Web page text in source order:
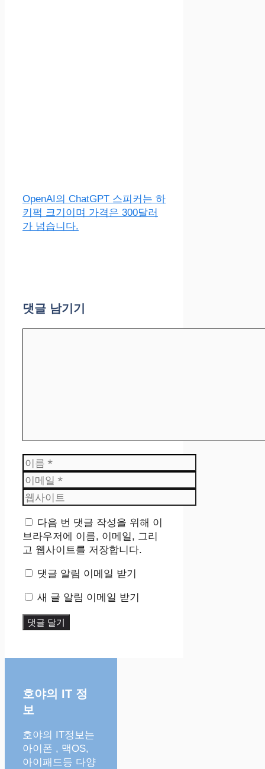
OpenAI의 ChatGPT 스피커는 하
키퍽 크기이며 가격은 300달러
가 넘습니다.
댓글 남기기
이
름
이
메
일
웹
사
이
트
다음 번 댓글 작성을 위해 이
브라우저에 이름, 이메일, 그리
고 웹사이트를 저장합니다.
댓글 알림 이메일 받기
새 글 알림 이메일 받기
호야의 IT 정
보
호야의 IT정보는
아이폰 , 맥OS,
아이패드등 다양